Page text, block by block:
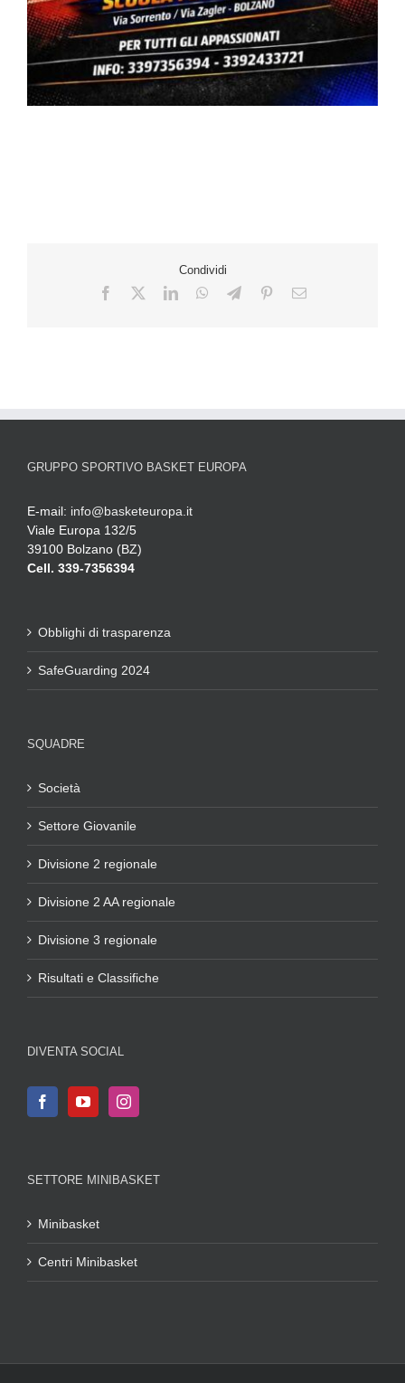
Condividi
GRUPPO SPORTIVO BASKET EUROPA
E-mail: info@basketeuropa.it
Viale Europa 132/5
39100 Bolzano (BZ)
Cell. 339-7356394
Obblighi di trasparenza
SafeGuarding 2024
SQUADRE
Società
Settore Giovanile
Divisione 2 regionale
Divisione 2 AA regionale
Divisione 3 regionale
Risultati e Classifiche
DIVENTA SOCIAL
SETTORE MINIBASKET
Minibasket
Centri Minibasket